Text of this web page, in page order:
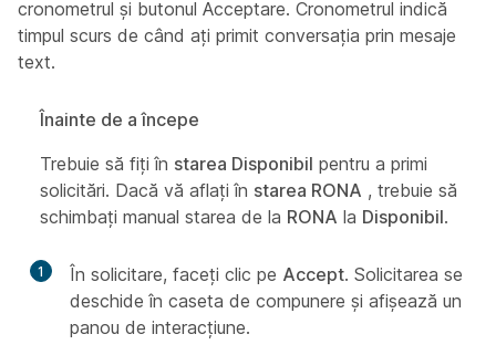
cronometrul și butonul Acceptare. Cronometrul indică
timpul scurs de când ați primit conversația prin mesaje
text.
Înainte de a începe
Trebuie să fiți în starea Disponibil pentru a primi
solicitări. Dacă vă aflați în starea RONA , trebuie să
schimbați manual starea de la RONA la Disponibil.
1 În solicitare, faceți clic pe Accept. Solicitarea se
deschide în caseta de compunere și afișează un
panou de interacțiune.